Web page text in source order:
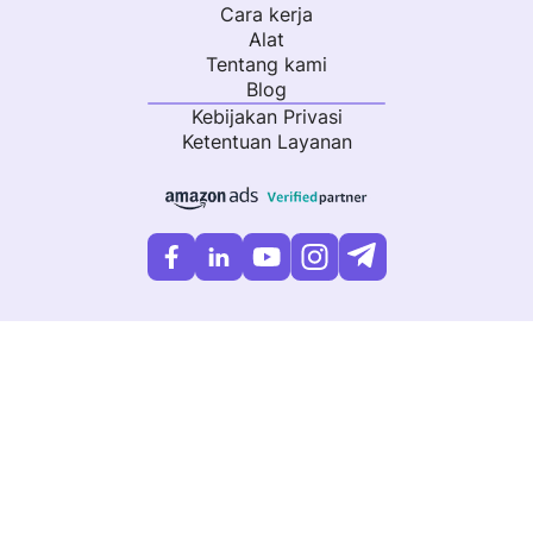
Cara kerja
Alat
Tentang kami
Blog
Kebijakan Privasi
Ketentuan Layanan